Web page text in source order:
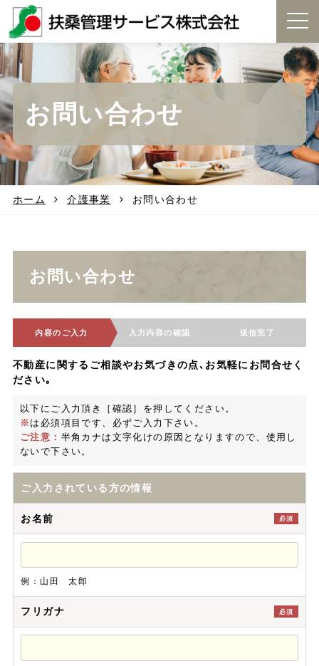
t
g
g
l
i
g
a
お問い合わせ
ホーム 介護事業 お問い合わせ
お問い合わせ
内容のご入力 入力内容の確認 送信完了
不動産に関するご相談やお気づきの点､お気軽にお問合せく
ださい｡
以下にご入力頂き［確認］を押してください。
※ は必須項目です、必ずご入力下さい。
ご注意： 半角カナは文字化けの原因となりますので、使用し
ないで下さい。
ご入力されている方の情報
お名前 必須
例：山田 太郎
フリガナ 必須